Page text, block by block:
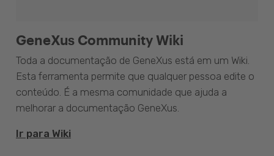
GeneXus Community Wiki
Toda a documentação de GeneXus está em um Wiki.
Esta ferramenta permite que qualquer pessoa edite o
conteúdo. É a mesma comunidade que ajuda a
melhorar a documentação GeneXus.
Ir para Wiki